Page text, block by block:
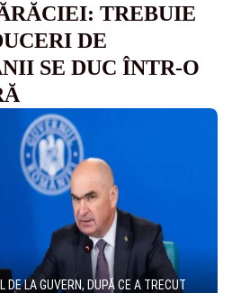
TREBUIE
DE
SE DUC ÎNTR-O
DE LA GUVERN, DUPĂ CE A TRECUT